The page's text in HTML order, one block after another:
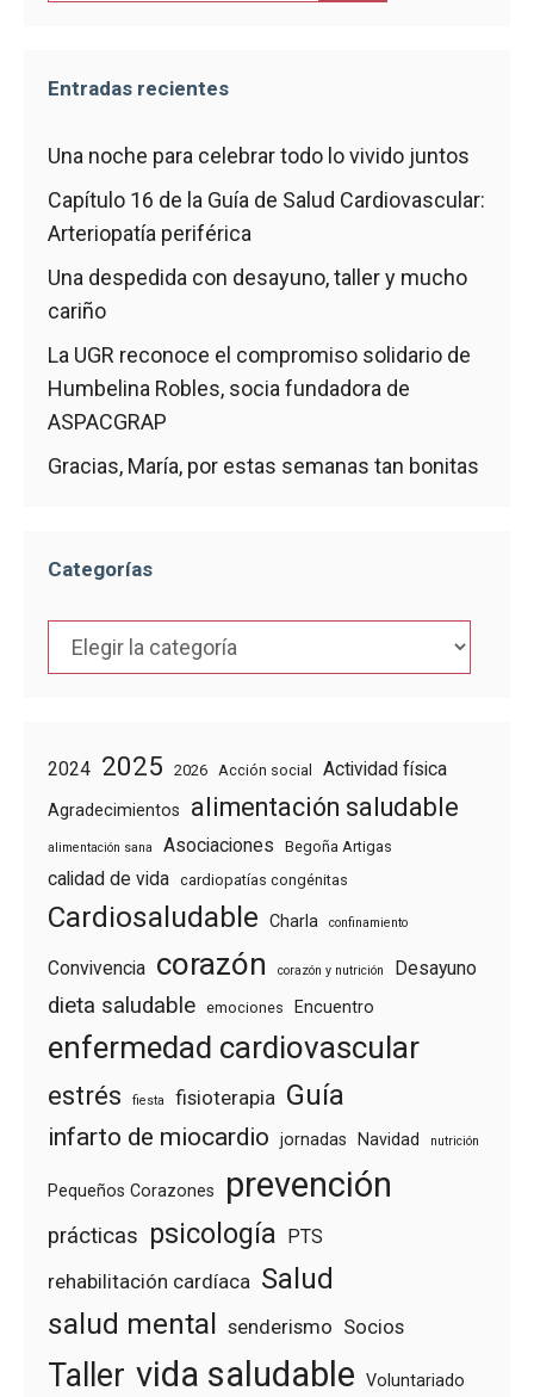
Entradas recientes
Una noche para celebrar todo lo vivido juntos
Capítulo 16 de la Guía de Salud Cardiovascular:
Arteriopatía periférica
Una despedida con desayuno, taller y mucho
cariño
La UGR reconoce el compromiso solidario de
Humbelina Robles, socia fundadora de
ASPACGRAP
Gracias, María, por estas semanas tan bonitas
Categorías
Categorías
2024 2025 2026 Acción social Actividad física
Agradecimientos alimentación saludable
alimentación sana Asociaciones Begoña Artigas
calidad de vida cardiopatías congénitas
Cardiosaludable Charla confinamiento
Convivencia corazón corazón y nutrición Desayuno
dieta saludable emociones Encuentro
enfermedad cardiovascular
estrés fiesta fisioterapia Guía
infarto de miocardio jornadas Navidad nutrición
Pequeños Corazones prevención
prácticas psicología PTS
rehabilitación cardíaca Salud
salud mental senderismo Socios
Taller vida saludable Voluntariado